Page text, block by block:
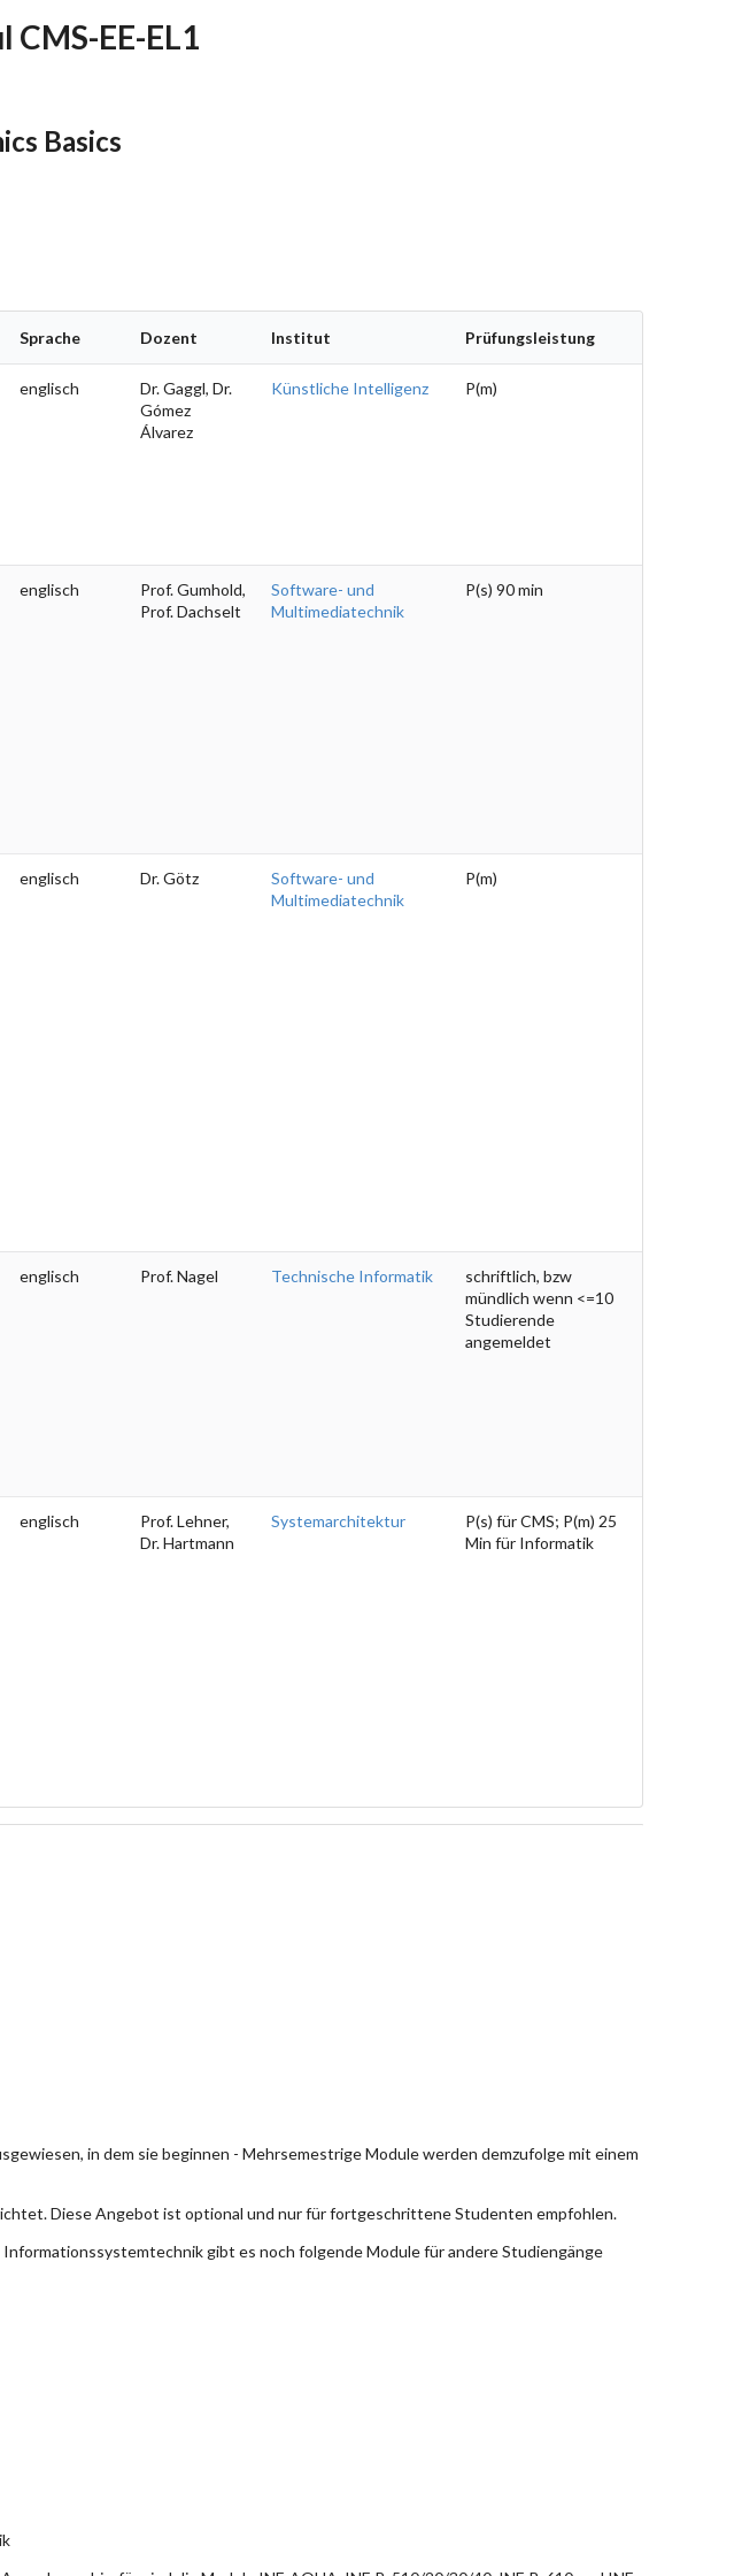
EE-EL1
Basics
Sprache Dozent Institut Prüfungsleistung
englisch
Dr. Gaggl, Dr.
Gómez
Álvarez
Künstliche Intelligenz P(m)
englisch
Prof. Gumhold,
Prof. Dachselt
Software- und
Multimediatechnik
P(s) 90 min
englisch Dr. Götz
Software- und
Multimediatechnik
P(m)
englisch Prof. Nagel Technische Informatik
schriftlich, bzw
mündlich wenn <=10
Studierende
angemeldet
englisch
Prof. Lehner,
Dr. Hartmann
Systemarchitektur
P(s) für CMS; P(m) 25
Min für Informatik
in dem sie beginnen - Mehrsemestrige Module werden demzufolge mit einem
Diese Angebot ist optional und nur für fortgeschrittene Studenten empfohlen.
gibt es noch folgende Module für andere Studiengänge